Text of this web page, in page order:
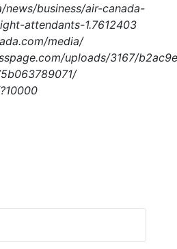
business/air-canada-
attendants-1.7612403
media/
uploads/3167/